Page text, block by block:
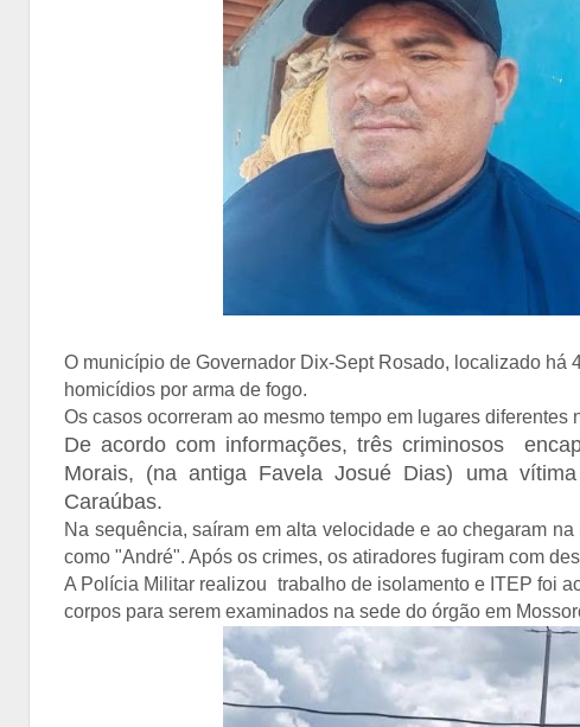
O município de Governador Dix-Sept Rosado, localizado há
homicídios por arma de fogo.
Os casos ocorreram ao mesmo tempo em lugares
De acordo com informações, três criminosos
Morais, (na antiga Favela Josué Dias) uma
Caraúbas.
Na sequência, saíram em alta velocidade e ao chegaram
como "André". Após os crimes, os atiradores fugiram com
A Polícia Militar realizou trabalho de isolamento e ITEP foi
corpos para serem examinados na sede do órgão em